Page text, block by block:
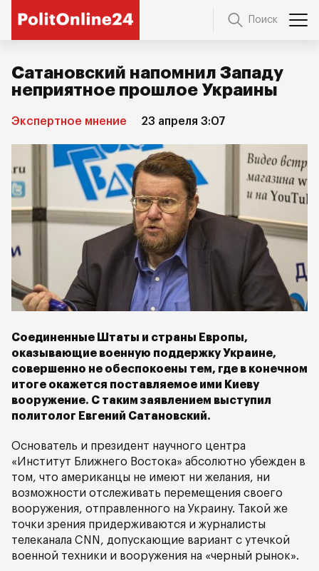
Поиск
Сатановский напомнил Западу
неприятное прошлое Украины
Экспертное мнение 23 апреля 3:07
Соединенные Штаты и страны Европы,
оказывающие военную поддержку Украине,
совершенно не обеспокоены тем, где в конечном
итоге окажется поставляемое ими Киеву
вооружение. С таким заявлением выступил
политолог Евгений Сатановский.
Основатель и президент научного центра
«Институт Ближнего Востока» абсолютно убежден в
том, что американцы не имеют ни желания, ни
возможности отслеживать перемещения своего
вооружения, отправленного на Украину. Такой же
точки зрения придерживаются и журналисты
телеканала CNN, допускающие вариант с утечкой
военной техники и вооружения на «черный рынок».